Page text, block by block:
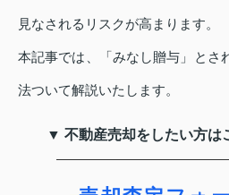
見なされるリスクが高まります。
本記事では、「みなし贈与」とさ
法ついて解説いたします。
▼ 不動産売却をしたい方は